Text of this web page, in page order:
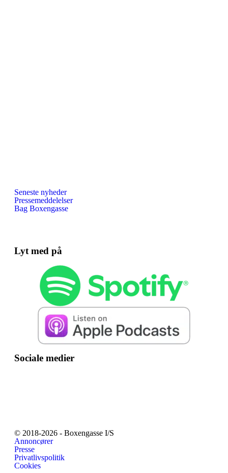
Seneste nyheder
Pressemeddelelser
Bag Boxengasse
Lyt med på
Sociale medier
© 2018-2026 - Boxengasse I/S
Annoncører
Presse
Privatlivspolitik
Cookies